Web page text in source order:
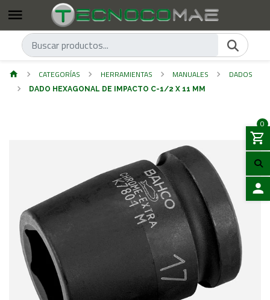
0
CATEGORÍAS HERRAMIENTAS MANUALES DADOS
DADO HEXAGONAL DE IMPACTO C-1/2 X 11 MM